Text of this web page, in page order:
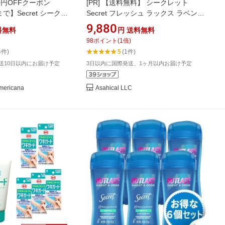
OFFクーポン
】Secret シークレ
ト ジェルタイプ 海
無料
)
10日以内にお届け予定
[PR]
【送料無料】 シークレット
Secret フレッシュ ラックス ラベンダ
ー クリアジェル 制汗剤 デオドラント
73g x 4個【お得な大容量セット】 ア
メリカ
9,880 円 送料無料
98ポイント (1倍)
5(1件)
3日以内に国際発送、1ヶ月以内お届け予定
Asahical LLC